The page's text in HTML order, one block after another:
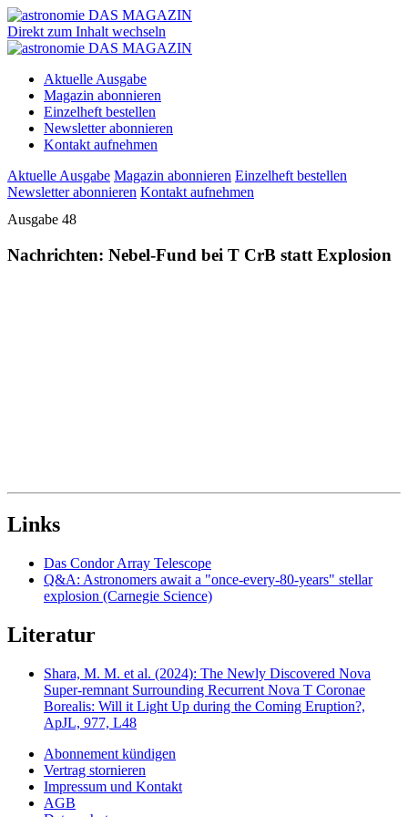
Direkt zum Inhalt wechseln
Aktuelle Ausgabe
Magazin abonnieren
Einzelheft bestellen
Newsletter abonnieren
Kontakt aufnehmen
Aktuelle Ausgabe Magazin abonnieren Einzelheft bestellen
Newsletter abonnieren Kontakt aufnehmen
Ausgabe 48
Nachrichten: Nebel-Fund bei T CrB statt Explosion
Links
Das Condor Array Telescope
Q&A: Astronomers await a "once-every-80-years" stellar
explosion (Carnegie Science)
Literatur
Shara, M. M. et al. (2024): The Newly Discovered Nova
Super-remnant Surrounding Recurrent Nova T Coronae
Borealis: Will it Light Up during the Coming Eruption?,
ApJL, 977, L48
Abonnement kündigen
Vertrag stornieren
Impressum und Kontakt
AGB